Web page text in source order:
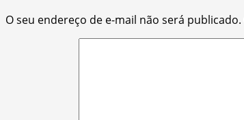
O seu endereço de e-mail não será publicado.